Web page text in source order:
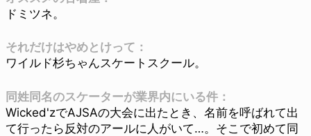
ドミツネ。
それだけはやめとけって：
ワイルド杉ちゃんスケートスクール。
同姓同名のスケーターが業界内にいる件：
Wicked'zでAJSAの大会に出たとき、名前を呼ばれて出
て行ったら反対のアールに人がいて…。そこで初めて同